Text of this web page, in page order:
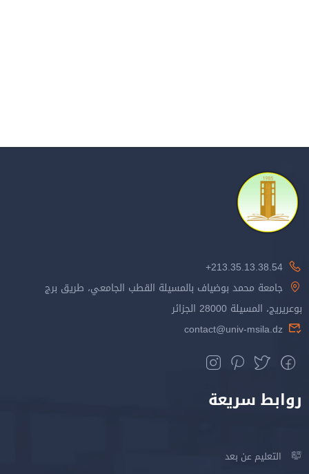
213.35.13.38.54+
جامعة محمد بوضياف بالمسيلة القطب الجامعي، طريق برج
بوعريريج، المسيلة 28000 الجزائر
contact@univ-msila.dz
روابط سريعة
التعليم عن بعد